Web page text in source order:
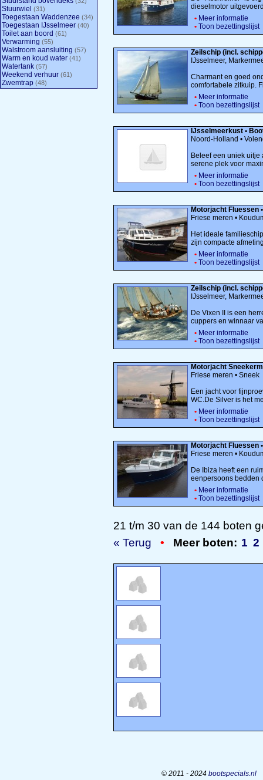
Stuurwiel (31)
Toegestaan Waddenzee (34)
Toegestaan IJsselmeer (40)
Toilet aan boord (61)
Verwarming (55)
Walstroom aansluiting (57)
Warm en koud water (41)
Watertank (57)
Weekend verhuur (61)
Zwemtrap (48)
dieselmotor
• Meer informatie
• Toon bezettingslijst
Zeilschip (incl.
IJsselmeer,
Charmant en goed
comfortabele zitkuip.
• Meer informatie
• Toon bezettingslijst
IJsselmeerkust •
Noord-Holland •
Beleef een uniek
serene plek voor
• Meer informatie
• Toon bezettingslijst
Motorjacht Fluessen
Friese meren •
Het ideale
zijn compacte
• Meer informatie
• Toon bezettingslijst
Zeilschip (incl.
IJsselmeer,
De Vixen II is een
cuppers en winnaar
• Meer informatie
• Toon bezettingslijst
Motorjacht
Friese meren • Sneek
Een jacht voor
WC.De Silver is het
• Meer informatie
• Toon bezettingslijst
Motorjacht Fluessen
Friese meren •
De Ibiza heeft een
eenpersoons bedden
• Meer informatie
• Toon bezettingslijst
21 t/m 30 van de 144 boten
« Terug
• Meer boten: 1 2
© 2011 - 2024 bootspecials.nl